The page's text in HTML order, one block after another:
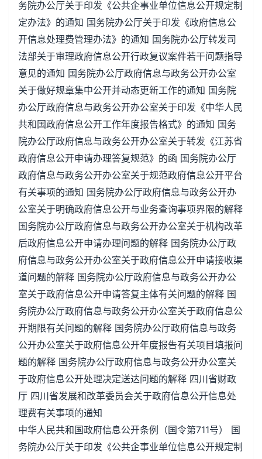
务院办公厅关于印发《公共企事业单位信息公开规定制
定办法》的通知 国务院办公厅关于印发《政府信息公
开信息处理费管理办法》的通知 国务院办公厅转发司
法部关于审理政府信息公开行政复议案件若干问题指导
意见的通知 国务院办公厅政府信息与政务公开办公室
关于做好规章集中公开并动态更新工作的通知 国务院
办公厅政府信息与政务公开办公室关于印发《中华人民
共和国政府信息公开工作年度报告格式》的通知 国务
院办公厅政府信息与政务公开办公室关于转发《江苏省
政府信息公开申请办理答复规范》的函 国务院办公厅
政府信息与政务公开办公室关于规范政府信息公开平台
有关事项的通知 国务院办公厅政府信息与政务公开办
公室关于明确政府信息公开与业务查询事项界限的解释
国务院办公厅政府信息与政务公开办公室关于机构改革
后政府信息公开申请办理问题的解释 国务院办公厅政
府信息与政务公开办公室关于政府信息公开申请接收渠
道问题的解释 国务院办公厅政府信息与政务公开办公
室关于政府信息公开申请答复主体有关问题的解释 国
务院办公厅政府信息与政务公开办公室关于政府信息公
开期限有关问题的解释 国务院办公厅政府信息与政务
公开办公室关于政府信息公开年度报告有关项目填报问
题的解释 国务院办公厅政府信息与政务公开办公室关
于政府信息公开处理决定送达问题的解释 四川省财政
厅 四川省发展和改革委员会关于政府信息公开信息处
理费有关事项的通知
中华人民共和国政府信息公开条例（国令第711号） 国
务院办公厅关于印发《公共企事业单位信息公开规定制